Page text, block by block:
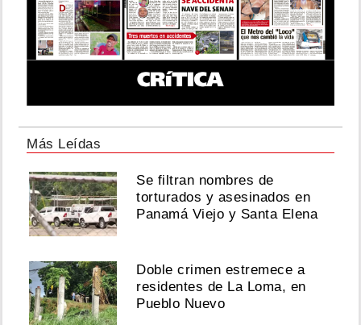
Más Leídas
Se filtran nombres de
torturados y asesinados en
Panamá Viejo y Santa Elena
Doble crimen estremece a
residentes de La Loma, en
Pueblo Nuevo